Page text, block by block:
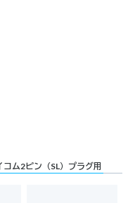
ム2ピン（SL）プラグ用